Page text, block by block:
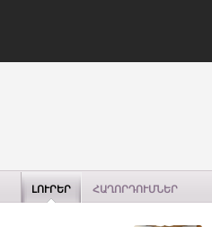
ԼՈՒՐԵՐ ՀԱՂՈՐԴՈՒՄՆԵՐ